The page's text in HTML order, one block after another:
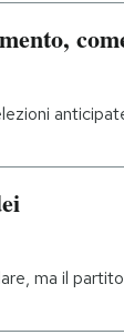
ma il